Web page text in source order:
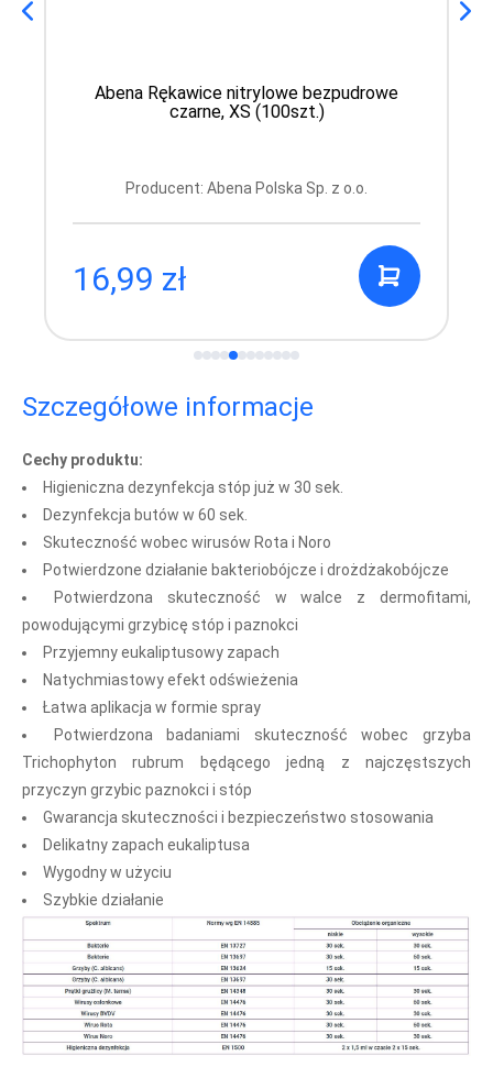
Abena Rękawice nitrylowe bezpudrowe
czarne, XS (100szt.)
Producent: Abena Polska Sp. z o.o.
16,99 zł
Szczegółowe informacje
Cechy produktu:
Higieniczna dezynfekcja stóp już w 30 sek.
Dezynfekcja butów w 60 sek.
Skuteczność wobec wirusów Rota i Noro
Potwierdzone działanie bakteriobójcze i drożdżakobójcze
Potwierdzona skuteczność w walce z dermofitami,
powodującymi grzybicę stóp i paznokci
Przyjemny eukaliptusowy zapach
Natychmiastowy efekt odświeżenia
Łatwa aplikacja w formie spray
Potwierdzona badaniami skuteczność wobec grzyba
Trichophyton rubrum będącego jedną z najczęstszych
przyczyn grzybic paznokci i stóp
Gwarancja skuteczności i bezpieczeństwo stosowania
Delikatny zapach eukaliptusa
Wygodny w użyciu
Szybkie działanie